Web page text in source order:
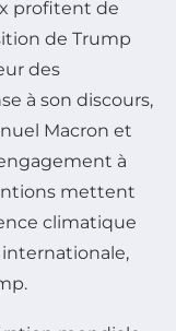
profitent de
de Trump
des
à son discours,
Macron et
à
mettent
climatique